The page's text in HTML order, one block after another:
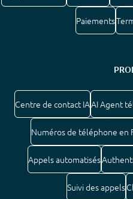
Paiements
Centre de contact IAAI Agent
Numéros de téléphone en
Appels automatisés
Suivi des appels